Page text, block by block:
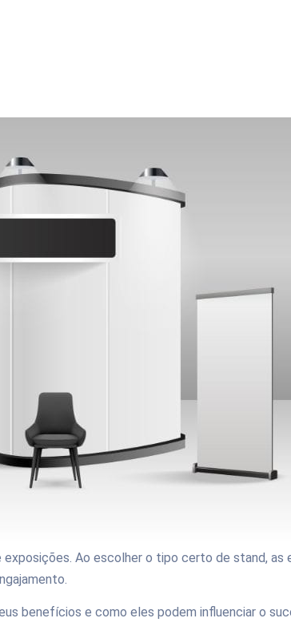
Ao escolher o tipo certo de stand,
benefícios e como eles podem influenciar o